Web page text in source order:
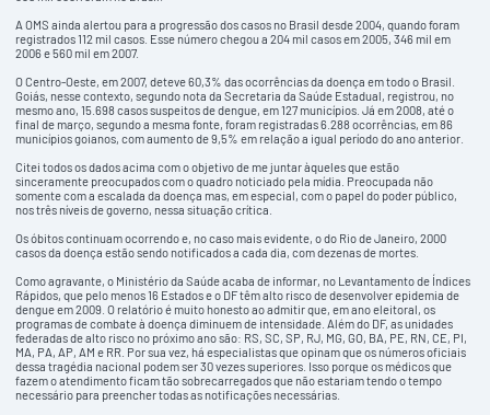
A OMS ainda alertou para a progressão dos casos no Brasil desde 2004, quando foram
registrados 112 mil casos. Esse número chegou a 204 mil casos em 2005, 346 mil em
2006 e 560 mil em 2007.
O Centro-Oeste, em 2007, deteve 60,3% das ocorrências da doença em todo o Brasil.
Goiás, nesse contexto, segundo nota da Secretaria da Saúde Estadual, registrou, no
mesmo ano, 15.698 casos suspeitos de dengue, em 127 municípios. Já em 2008, até o
final de março, segundo a mesma fonte, foram registradas 6.288 ocorrências, em 86
municípios goianos, com aumento de 9,5% em relação a igual período do ano anterior.
Citei todos os dados acima com o objetivo de me juntar àqueles que estão
sinceramente preocupados com o quadro noticiado pela mídia. Preocupada não
somente com a escalada da doença mas, em especial, com o papel do poder público,
nos três níveis de governo, nessa situação crítica.
Os óbitos continuam ocorrendo e, no caso mais evidente, o do Rio de Janeiro, 2000
casos da doença estão sendo notificados a cada dia, com dezenas de mortes.
Como agravante, o Ministério da Saúde acaba de informar, no Levantamento de Índices
Rápidos, que pelo menos 16 Estados e o DF têm alto risco de desenvolver epidemia de
dengue em 2009. O relatório é muito honesto ao admitir que, em ano eleitoral, os
programas de combate à doença diminuem de intensidade. Além do DF, as unidades
federadas de alto risco no próximo ano são: RS, SC, SP, RJ, MG, GO, BA, PE, RN, CE, PI,
MA, PA, AP, AM e RR. Por sua vez, há especialistas que opinam que os números oficiais
dessa tragédia nacional podem ser 30 vezes superiores. Isso porque os médicos que
fazem o atendimento ficam tão sobrecarregados que não estariam tendo o tempo
necessário para preencher todas as notificações necessárias.